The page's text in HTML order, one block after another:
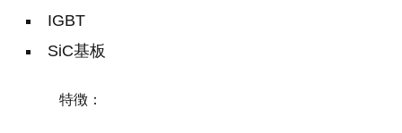
IGBT
SiC基板
特徴：